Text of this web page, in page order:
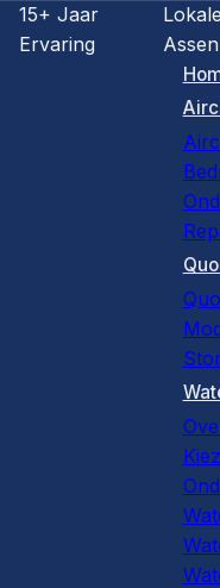
15+ Jaar
Ervaring
Assen